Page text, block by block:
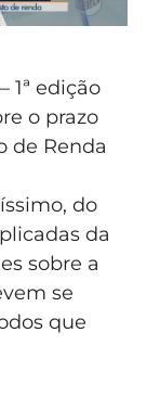
1ª edição
o prazo
de Renda
do
da
sobre a
se
que